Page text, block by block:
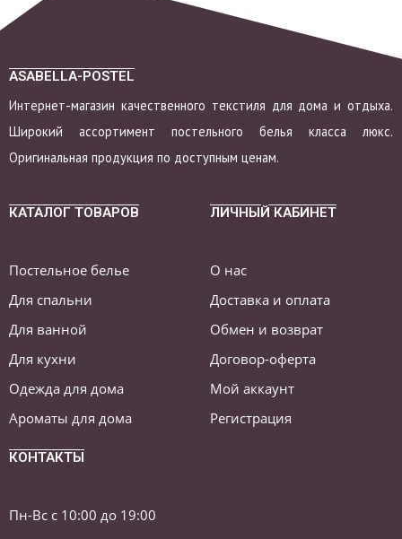
ASABELLA-POSTEL
Интернет-магазин качественного текстиля для дома и отдыха.
Широкий ассортимент постельного белья класса люкс.
Оригинальная продукция по доступным ценам.
КАТАЛОГ ТОВАРОВ
Постельное белье
Для спальни
Для ванной
Для кухни
Одежда для дома
Ароматы для дома
ЛИЧНЫЙ КАБИНЕТ
О нас
Доставка и оплата
Обмен и возврат
Договор-оферта
Мой аккаунт
Регистрация
КОНТАКТЫ
Пн-Вс с 10:00 до 19:00